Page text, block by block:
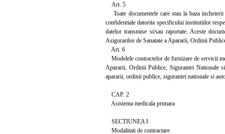
Art. 5
Toate documentele care stau la baza
confidentiale datorita specificului institutiilor
datelor transmise si/sau raportate. Aceste
Asigurarilor de Sanatate a Apararii, Ordinii
Art. 6
Modelele contractelor de furnizare de servicii
Apararii, Ordinii Publice, Sigurantei Nationale
apararii, ordinii publice, sigurantei nationale si
CAP. 2
Asistenta medicala primara
SECTIUNEA I
Modalitati de contractare